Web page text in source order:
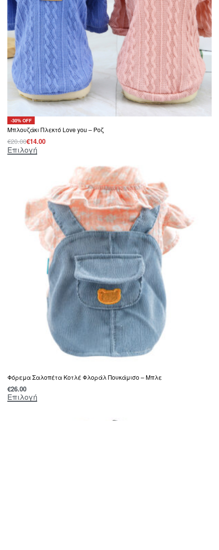
-30% OFF
Μπλουζάκι Πλεκτό Love you – Ροζ
€20.00€14.00
Επιλογή
Φόρεμα Σαλοπέτα Κοτλέ Φλοράλ Πουκάμισο – Μπλε
€26.00
Επιλογή